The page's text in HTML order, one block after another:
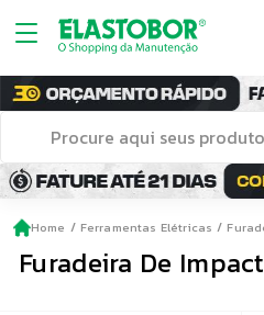
Home Ferramentas Elétricas
Furadeira De